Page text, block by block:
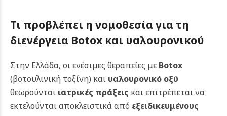
Τι προβλέπει η νομοθεσία για τη
διενέργεια Botox και υαλουρονικού
Στην Ελλάδα, οι ενέσιμες θεραπείες με Botox
(βοτουλινική τοξίνη) και υαλουρονικό οξύ
θεωρούνται ιατρικές πράξεις και επιτρέπεται να
εκτελούνται αποκλειστικά από εξειδικευμένους